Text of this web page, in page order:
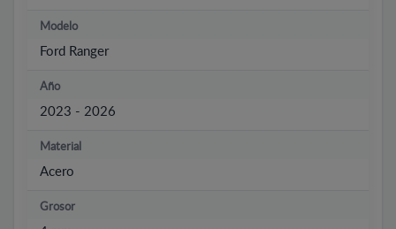
Modelo
Ford Ranger
Año
2023 - 2026
Material
Acero
Grosor